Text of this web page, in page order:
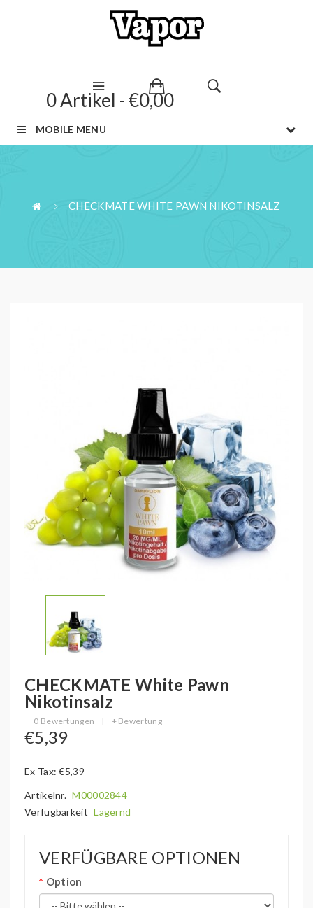
0 Artikel - €0,00
MOBILE MENU
CHECKMATE WHITE PAWN NIKOTINSALZ
CHECKMATE White Pawn
Nikotinsalz
0 Bewertungen | + Bewertung
€5,39
Ex Tax: €5,39
Artikelnr. M00002844
Verfügbarkeit Lagernd
VERFÜGBARE OPTIONEN
Option